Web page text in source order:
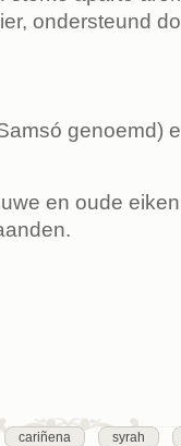
ondersteund
genoemd)
en oude
cariñena
syrah